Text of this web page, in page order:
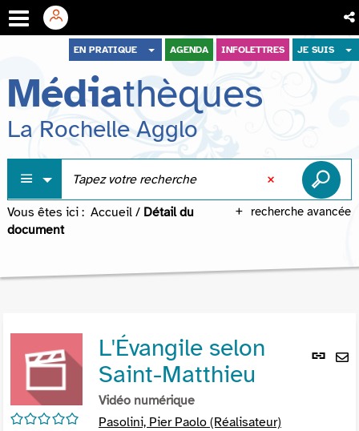
menu
contenu
recherche
EN PRATIQUE AGENDA INFOLETTRES JE SUIS
Médiathèques
La Rochelle Agglo
recherche avancée
Vous êtes ici : Accueil / Détail du
document
Lien
/5
L'Évangile selon
Saint-Matthieu
Vidéo numérique
Pasolini, Pier Paolo (Réalisateur)